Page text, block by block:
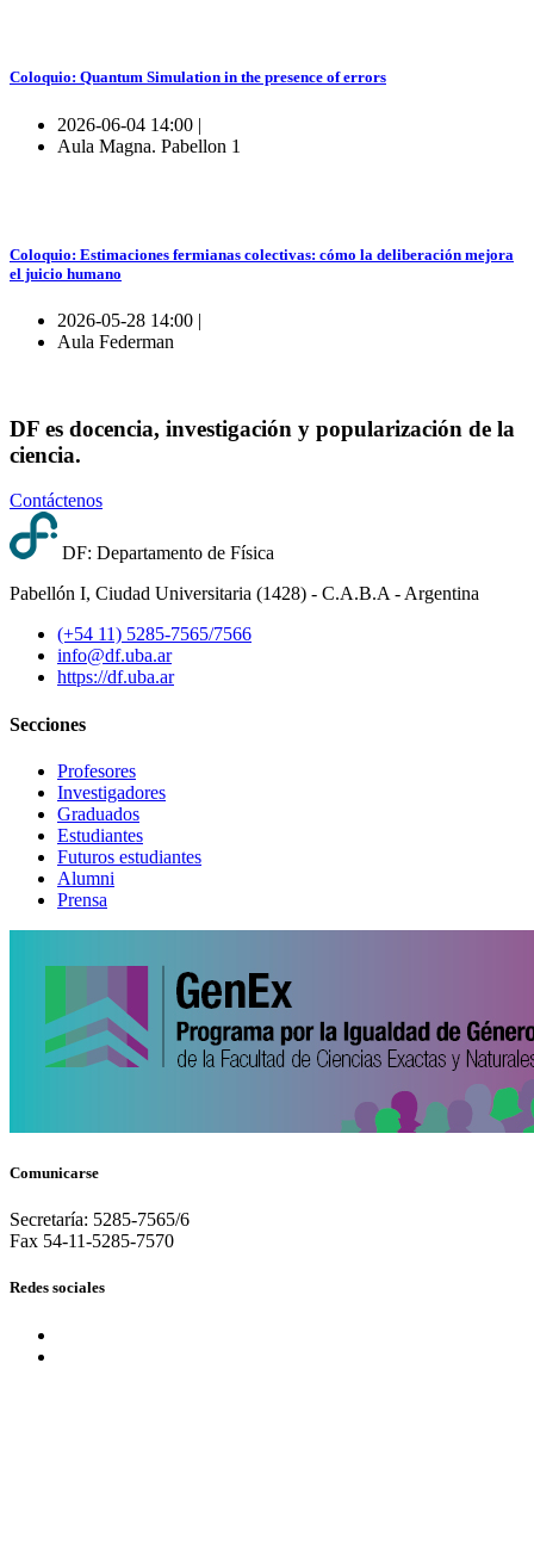
Coloquio: Quantum Simulation in the presence of errors
2026-06-04 14:00 |
Aula Magna. Pabellon 1
Coloquio: Estimaciones fermianas colectivas: cómo la deliberación mejora
el juicio humano
2026-05-28 14:00 |
Aula Federman
DF es docencia, investigación y popularización de la
ciencia.
Contáctenos
DF: Departamento de Física
Pabellón I, Ciudad Universitaria (1428) - C.A.B.A - Argentina
(+54 11) 5285-7565/7566
info@df.uba.ar
https://df.uba.ar
Secciones
Profesores
Investigadores
Graduados
Estudiantes
Futuros estudiantes
Alumni
Prensa
Comunicarse
Secretaría: 5285-7565/6
Fax 54-11-5285-7570
Redes sociales